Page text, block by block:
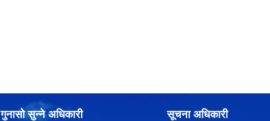
गुनासो सुन्ने अधिकारी सूचना अधिकारी